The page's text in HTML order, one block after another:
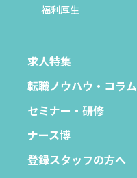
福利厚生
求人特集
転職ノウハウ・コラム
セミナー・研修
ナース博
登録スタッフの方へ